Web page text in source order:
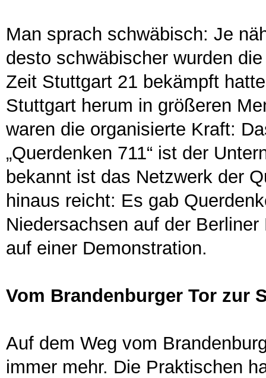
Man sprach schwäbisch: Je
desto schwäbischer wurden
Zeit Stuttgart 21 bekämpft
Stuttgart herum in größeren
waren die organisierte Kraft:
„Querdenken 711“ ist der
bekannt ist das Netzwerk der
hinaus reicht: Es gab
Niedersachsen auf der
auf einer Demonstration.
Vom Brandenburger Tor zur
Auf dem Weg vom
immer mehr. Die Praktischen